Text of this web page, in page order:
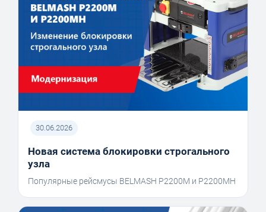
30.06.2026
Новая система блокировки строгального
узла
Популярные рейсмусы BELMASH P2200M и P2200MH